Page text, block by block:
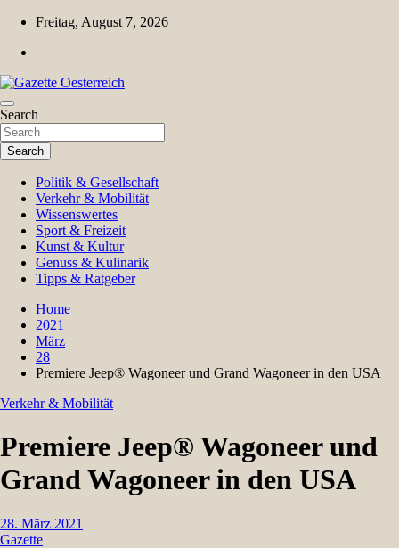
Skip
content
Freitag, August 7, 2026
Gazette Oesterreich
Magazin für Freizeit, Politik, Kultur & Wissenschaft
Search
Search
Politik & Gesellschaft
Verkehr & Mobilität
Wissenswertes
Sport & Freizeit
Kunst & Kultur
Genuss & Kulinarik
Tipps & Ratgeber
Home
2021
März
28
Premiere Jeep® Wagoneer und Grand Wagoneer in den USA
Verkehr & Mobilität
Premiere Jeep® Wagoneer und
Grand Wagoneer in den USA
28. März 2021
Gazette